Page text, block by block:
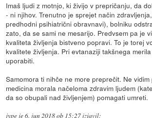
Imaš ljudi z motnjo, ki živijo v prepričanju, da
- ni njihov. Trenutno je sprejet način
predhodni psihiatrični obravnavi), bolniku
zato, da se sami ne mesarijo. Predvsem pa je
kvaliteta življenja bistveno popravi. To je torej
kvalitete življenja. Pri evtanaziji takšnega
uporabiti.
Samomora ti nihče ne more preprečit. Ne
medicina morala načeloma zdravim ljudem
da so obupali nad življenjem) pomagati umreti.
jype je6. jun 2018 ob 15:27izjavil: